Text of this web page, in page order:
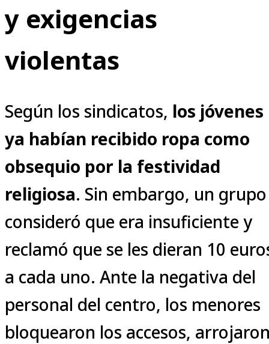
y exigencias
violentas
Según los sindicatos, los jóvenes
ya habían recibido ropa como
obsequio por la festividad
religiosa. Sin embargo, un grupo
consideró que era insuficiente y
reclamó que se les dieran 10
a cada uno. Ante la negativa del
personal del centro, los menores
bloquearon los accesos,